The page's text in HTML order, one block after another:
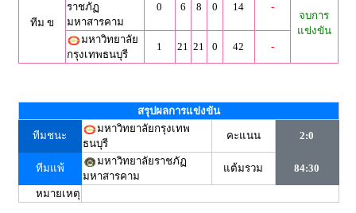
ทีม ข
ราชภัฏ
มหาสารคาม
0 6 8 0 14 -
จบการ
แข่งขัน
มหาวิทยาลัย
กรุงเทพธนบุรี
1 21 21 0 42 -
สรุปผลการแข่งขัน
ทีมชนะ
มหาวิทยาลัยกรุงเทพ
ธนบุรี
คะแนน 2:0
ทีมแพ้
มหาวิทยาลัยราชภัฏ
มหาสารคาม
แต้มรวม 84:30
หมายเหตุ